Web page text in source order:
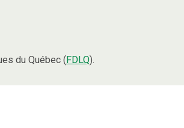
du Québec (FDLQ).